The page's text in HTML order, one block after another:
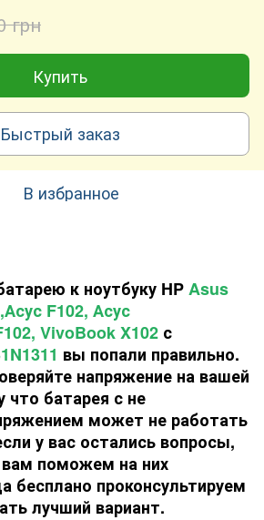
грн
Купить
Быстрый заказ
В избранное
к ноутбуку HPAsus
F102, Асус
VivoBook X102 с
вы попали правильно.
напряжение на вашей
что батарея с не
может не работать
у вас остались вопросы,
поможем на них
бесплано проконсультируем
лучший вариант.